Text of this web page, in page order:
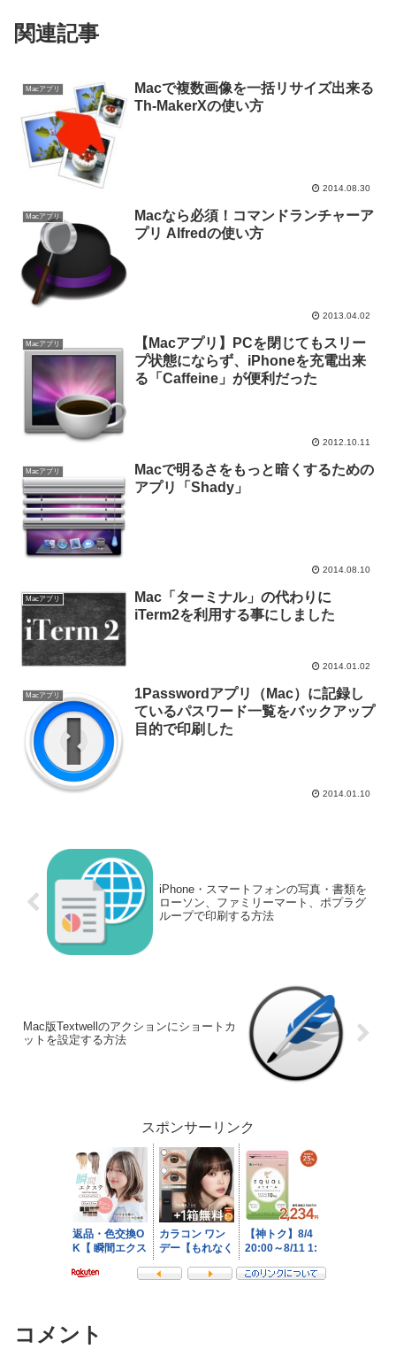
関連記事
Macアプリ
Macで複数画像を一括リサイズ出来る
Th-MakerXの使い方
2014.08.30
Macアプリ
Macなら必須！コマンドランチャーア
プリ Alfredの使い方
2013.04.02
Macアプリ
【Macアプリ】PCを閉じてもスリー
プ状態にならず、iPhoneを充電出来
る「Caffeine」が便利だった
2012.10.11
Macアプリ
Macで明るさをもっと暗くするための
アプリ「Shady」
2014.08.10
Macアプリ
Mac「ターミナル」の代わりに
iTerm2を利用する事にしました
2014.01.02
Macアプリ
1Passwordアプリ（Mac）に記録し
ているパスワード一覧をバックアップ
目的で印刷した
2014.01.10
iPhone・スマートフォンの写真・書類を
ローソン、ファミリーマート、ポプラグ
ループで印刷する方法
Mac版Textwellのアクションにショートカ
ットを設定する方法
スポンサーリンク
コメント